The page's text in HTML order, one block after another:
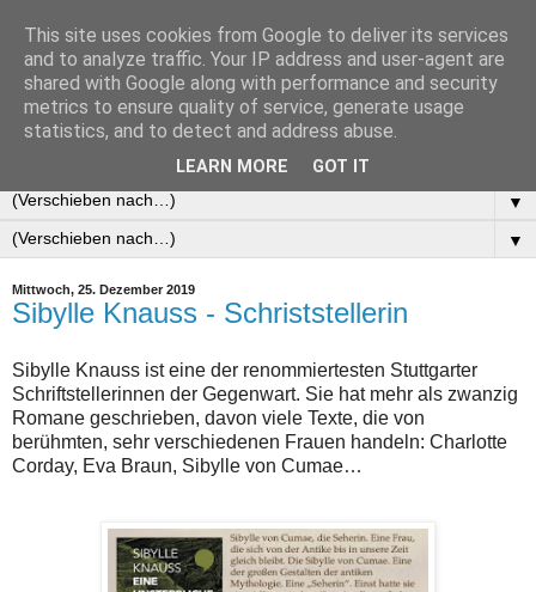
▼
▼
Mittwoch, 25. Dezember 2019
Sibylle Knauss - Schriststellerin
Sibylle Knauss ist eine der renommiertesten Stuttgarter
Schriftstellerinnen der Gegenwart. Sie hat mehr als zwanzig
Romane geschrieben, davon viele Texte, die von
berühmten, sehr verschiedenen Frauen handeln: Charlotte
Corday, Eva Braun, Sibylle von Cumae…
This site uses cookies from Google to deliver its services
and to analyze traffic. Your IP address and user-agent are
shared with Google along with performance and security
metrics to ensure quality of service, generate usage
statistics, and to detect and address abuse.
LEARN MORE GOT IT